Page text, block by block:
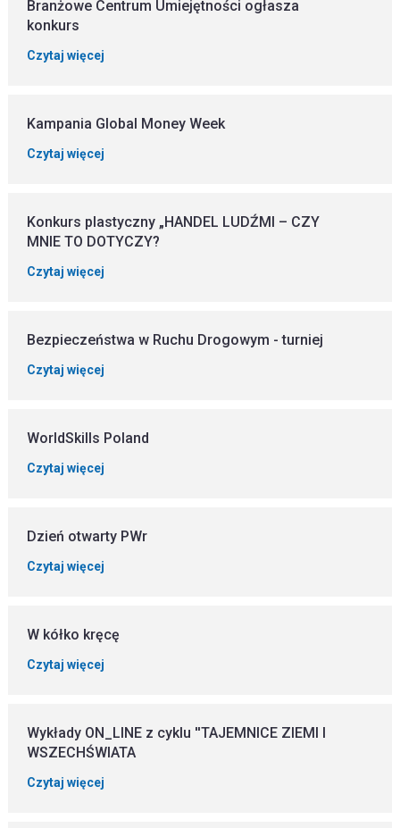
Branżowe Centrum Umiejętności ogłasza
konkurs
Czytaj więcej
Kampania Global Money Week
Czytaj więcej
Konkurs plastyczny „HANDEL LUDŹMI – CZY
MNIE TO DOTYCZY?
Czytaj więcej
Bezpieczeństwa w Ruchu Drogowym - turniej
Czytaj więcej
WorldSkills Poland
Czytaj więcej
Dzień otwarty PWr
Czytaj więcej
W kółko kręcę
Czytaj więcej
Wykłady ON_LINE z cyklu ''TAJEMNICE ZIEMI I
WSZECHŚWIATA
Czytaj więcej